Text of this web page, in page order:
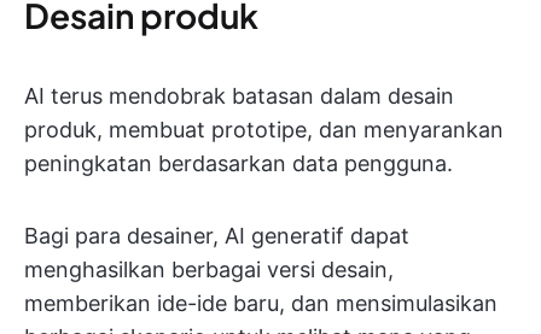
Desain produk
AI terus mendobrak batasan dalam desain
produk, membuat prototipe, dan menyarankan
peningkatan berdasarkan data pengguna.
Bagi para desainer, AI generatif dapat
menghasilkan berbagai versi desain,
memberikan ide-ide baru, dan mensimulasikan